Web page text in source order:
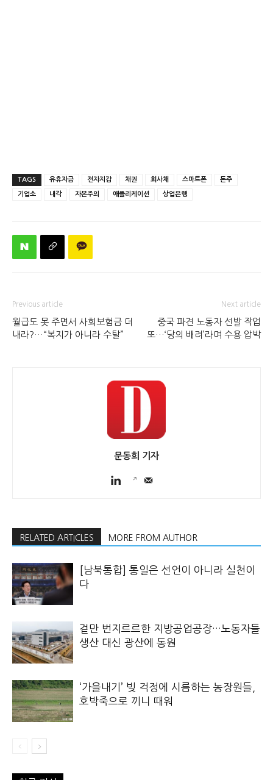
TAGS 유휴자금 전자지갑 채권 회사채 스마트폰 돈주
기업소 내각 자본주의 애플리케이션 상업은행
Previous article
월급도 못 주면서 사회보험금 더
내라?…“복지가 아니라 수탈”
Next article
중국 파견 노동자 선발 작업
또…‘당의 배려’라며 수용 압박
문동희 기자
RELATED ARTICLES MORE FROM AUTHOR
[남북통합] 통일은 선언이 아니라 실천이
다
겉만 번지르르한 지방공업공장…노동자들
생산 대신 광산에 동원
‘가을내기’ 빚 걱정에 시름하는 농장원들,
호박죽으로 끼니 때워